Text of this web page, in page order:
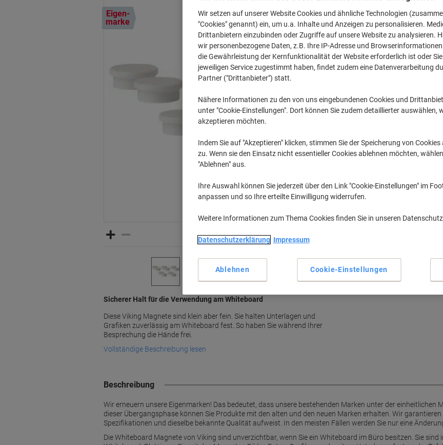
Eigen-
marke
Sicherer Halt für die Verwendung am Whiteboard
Diese Viking Magnete sind klein aber fein. Sie halten Unterlagen und
Grafiken zuverlässig am Whiteboard fest. So haben Sie während Ihrer
Besprechung die Hände frei.
Vollständige Beschreibung lesen
CHF 2.35
CHF 2.54 inkl. MwSt
Menge exkl. MwSt
1-2Pack CHF 3.65
Pack
Menge
Lieferinformationen
Haupteigenschaften
Praktische Grösse 2x2
Elegante weisse Farbe
Mehr anzeigen
Beschreibung
Wir erneuern unsere Eigenmarken! Das bedeutet, dass unsere bestehenden Marken unter der einheitlichen
dieser Übergangsphase können Sie Produkte mit den alten und den neuen Marken erhalten. Wir
Spezifikationen und dieselbe bekannte Qualität aufweist. In den meisten Fällen werden Sie nur eine
Die Whiteboard Magnete von Viking sind unverzichtbar, wenn Sie ein Whiteboard im Büro besitzen. Sie
Wir setzen auf unserer Website Cookies und ähnliche Technologien
"Cookies" genannt) ein, um u.a. Inhalte und Anzeigen zu personalisieren.
Drittanbietern einzubinden oder Zugriffe auf unsere Website zu analysieren.
wir personenbezogene Daten, z.B. Ihre IP-Adresse und
die Gewährleistung der Kernfunktionalität der Website erforderlich ist oder
jeweiligen Service zugestimmt haben, findet zudem eine Datenverarbeitung
Partner ("Drittanbieter") statt.
Nähere Informationen zu den von uns eingebundenen Cookies und
unter "Cookie-Einstellungen". Dort können Sie zudem detaillierter auswählen,
akzeptieren möchten.
Indem Sie auf "Akzeptieren" klicken, stimmen Sie der Speicherung von
zu. Wenn sie den Einsatz nicht essentieller Cookies ablehnen möchten,
"Ablehnen" aus.
Ihre Auswahl können Sie jederzeit über den Link "Cookie-Einstellungen" im
anpassen und so Ihre erteilte Einwilligung widerrufen.
Weitere Informationen zum Thema Cookies finden Sie in unseren
Datenschutzerklärung Impressum
Cookie-Einstellungen
Ablehnen